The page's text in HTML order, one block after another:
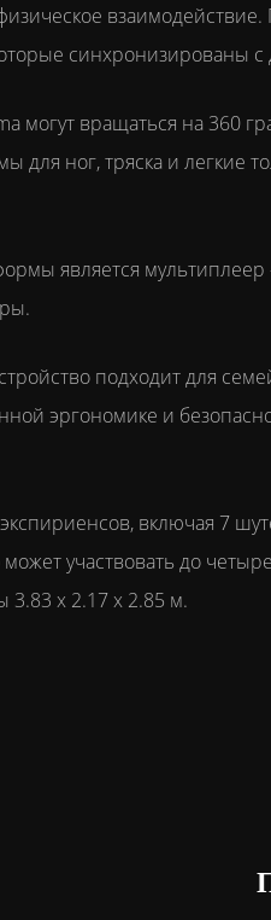
синхронизированы с
могут вращаться на 360
для ног, тряска и легкие
является
подходит для
эргономике и
включая 7
участвовать до
3.83 х 2.17 х 2.85 м.